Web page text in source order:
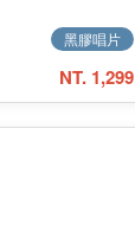
黑膠唱片
NT. 1,299